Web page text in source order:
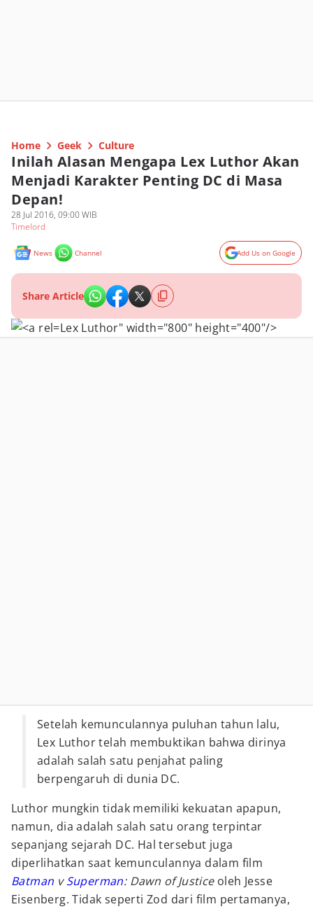
Home Geek Culture
Inilah Alasan Mengapa Lex Luthor Akan
Menjadi Karakter Penting DC di Masa
Depan!
28 Jul 2016, 09:00 WIB
Timelord
News Channel Add Us on Google
Share Article
Lex Luthor" width="800" height="400"/>
Setelah kemunculannya puluhan tahun lalu,
Lex Luthor telah membuktikan bahwa dirinya
adalah salah satu penjahat paling
berpengaruh di dunia DC.
Luthor mungkin tidak memiliki kekuatan apapun,
namun, dia adalah salah satu orang terpintar
sepanjang sejarah DC. Hal tersebut juga
diperlihatkan saat kemunculannya dalam film
Batman vSuperman: Dawn of Justiceoleh Jesse
Eisenberg. Tidak seperti Zod dari film pertamanya,